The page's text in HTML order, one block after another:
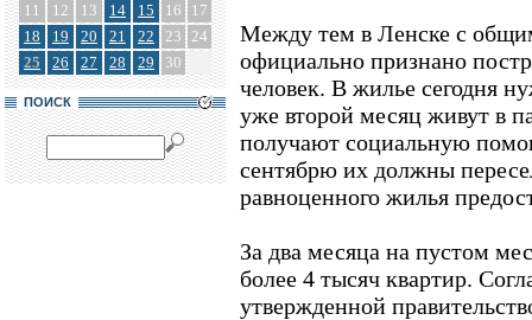
11
12 13 14 15 16
17
18
19 20 21 22 23 24
25
26 27 28 29 30
ПОИСК
Между тем в Ленске с
официально признано
человек. В жилье сегодня
уже второй месяц живут в
получают социальную
сентябрю их должны
равноценного жилья
За два месяца на пустом
более 4 тысяч квартир.
утвержденной